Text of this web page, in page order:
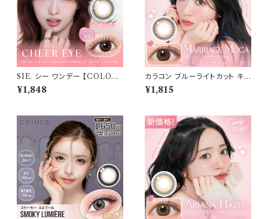
SIE. シー ワンデー 【COLOR：
チア―アイ 】 1箱10枚入 シリコ
ーン 回らない水光レンズ MO
カラーコンタクト ナチュラル ブ
ラック ブラウン 裸眼風 フチ ベ
ージュ グレー 1日使い捨て
¥1,848
カラコン ブルーライトカット キャ
ンディーマジック ワンデー 【CO
LOR：マリアージュモカ】1箱10
ーカラコン コンタクトレンズ
¥1,815